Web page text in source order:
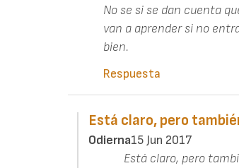
No se si se dan cuenta
van a aprender si no
bien.
Respuesta
Está claro, pero
Odierna15 Jun 2017
Está claro, pero